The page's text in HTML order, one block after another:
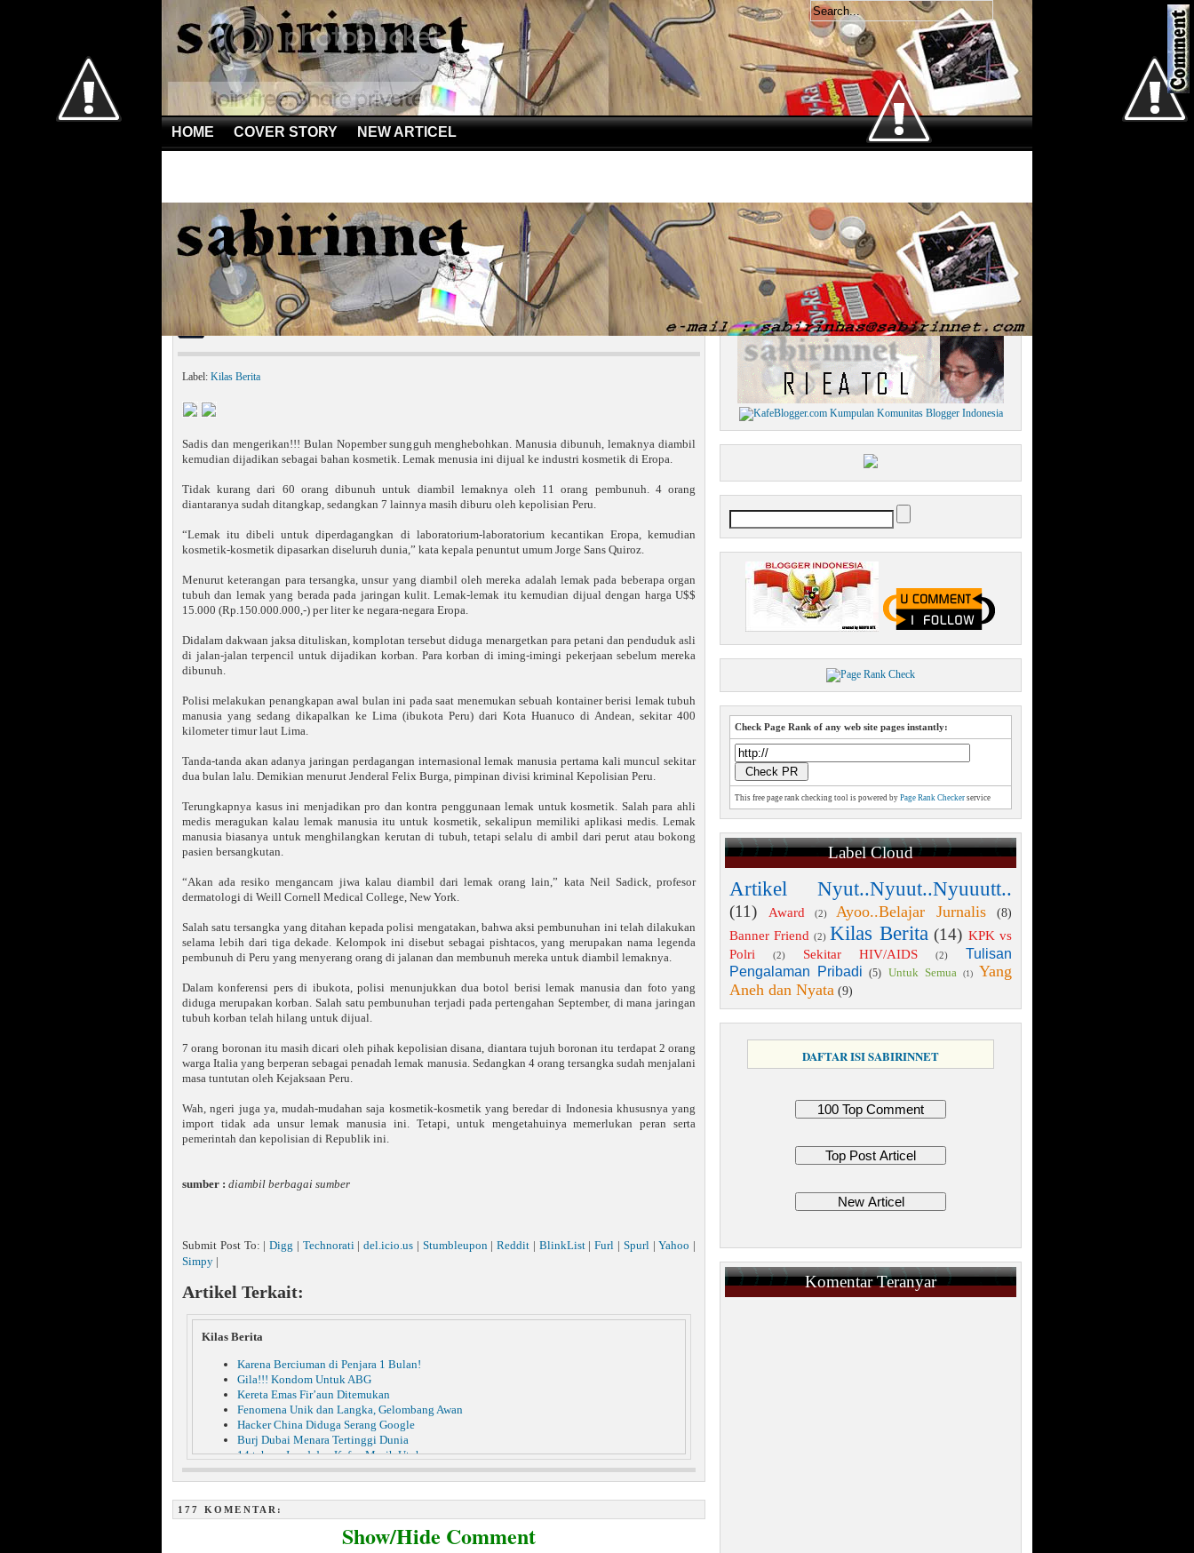
HOME COVER STORY NEW ARTICEL
Kilas Berita»60 Manusia Dibunuh, Lemaknya Untuk Bahan Kosmetik
60 Manusia Dibunuh, Lemaknya Untuk Bahan Kosmetik
Label: Kilas Berita
Sadis dan mengerikan!!! Bulan Nopember sungguh menghebohkan. Manusia dibunuh, lemaknya diambil
kemudian dijadikan sebagai bahan kosmetik. Lemak menusia ini dijual ke industri kosmetik di Eropa.
Tidak kurang dari 60 orang dibunuh untuk diambil lemaknya oleh 11 orang pembunuh. 4 orang
diantaranya sudah ditangkap, sedangkan 7 lainnya masih diburu oleh kepolisian Peru.
“Lemak itu dibeli untuk diperdagangkan di laboratorium-laboratorium kecantikan Eropa, kemudian
kosmetik-kosmetik dipasarkan diseluruh dunia,” kata kepala penuntut umum Jorge Sans Quiroz.
Menurut keterangan para tersangka, unsur yang diambil oleh mereka adalah lemak pada beberapa organ
tubuh dan lemak yang berada pada jaringan kulit. Lemak-lemak itu kemudian dijual dengan harga U$$
15.000 (Rp.150.000.000,-) per liter ke negara-negara Eropa.
Didalam dakwaan jaksa dituliskan, komplotan tersebut diduga menargetkan para petani dan penduduk asli
di jalan-jalan terpencil untuk dijadikan korban. Para korban di iming-imingi pekerjaan sebelum mereka
dibunuh.
Polisi melakukan penangkapan awal bulan ini pada saat menemukan sebuah kontainer berisi lemak tubuh
manusia yang sedang dikapalkan ke Lima (ibukota Peru) dari Kota Huanuco di Andean, sekitar 400
kilometer timur laut Lima.
Tanda-tanda akan adanya jaringan perdagangan internasional lemak manusia pertama kali muncul sekitar
dua bulan lalu. Demikian menurut Jenderal Felix Burga, pimpinan divisi kriminal Kepolisian Peru.
Terungkapnya kasus ini menjadikan pro dan kontra penggunaan lemak untuk kosmetik. Salah para ahli
medis meragukan kalau lemak manusia itu untuk kosmetik, sekalipun memiliki aplikasi medis. Lemak
manusia biasanya untuk menghilangkan kerutan di tubuh, tetapi selalu di ambil dari perut atau bokong
pasien bersangkutan.
“Akan ada resiko mengancam jiwa kalau diambil dari lemak orang lain,” kata Neil Sadick, profesor
dermatologi di Weill Cornell Medical College, New York.
Salah satu tersangka yang ditahan kepada polisi mengatakan, bahwa aksi pembunuhan ini telah dilakukan
selama lebih dari tiga dekade. Kelompok ini disebut sebagai pishtacos, yang merupakan nama legenda
pembunuh di Peru yang menyerang orang di jalanan dan membunuh mereka untuk diambil lemaknya.
Dalam konferensi pers di ibukota, polisi menunjukkan dua botol berisi lemak manusia dan foto yang
diduga merupakan korban. Salah satu pembunuhan terjadi pada pertengahan September, di mana jaringan
tubuh korban telah hilang untuk dijual.
7 orang boronan itu masih dicari oleh pihak kepolisian disana, diantara tujuh boronan itu terdapat 2 orang
warga Italia yang berperan sebagai penadah lemak manusia. Sedangkan 4 orang tersangka sudah menjalani
masa tuntutan oleh Kejaksaan Peru.
Wah, ngeri juga ya, mudah-mudahan saja kosmetik-kosmetik yang beredar di Indonesia khususnya yang
import tidak ada unsur lemak manusia ini. Tetapi, untuk mengetahuinya memerlukan peran serta
pemerintah dan kepolisian di Republik ini.
sumber : diambil berbagai sumber
Submit Post To: |Digg Technorati|del.icio.us Stumbleupon|Reddit BlinkList|Furl Spurl|Yahoo
Simpy
Artikel Terkait:
Kilas Berita
Karena Berciuman di Penjara 1 Bulan!
Gila!!! Kondom Untuk ABG
Kereta Emas Fir’aun Ditemukan
Fenomena Unik dan Langka, Gelombang Awan
Hacker China Diduga Serang Google
Burj Dubai Menara Tertinggi Dunia
14 tahun, Jasad dan Kafan Masih Utuh
Mengerikan!!! Hukuman Rajam Bagi Pria Pezinah
Gadis Lelang keperawanan di Jejaring Sosial | Cuma Rp.12 juta
Tulis Pesan di Blogspot, Supermodel Gantung Diri
60 Manusia Dibunuh, Lemaknya Untuk Bahan Kosmetik
Gagal ke Indonesia, Miyabi Stress Berat
Masya Allah, Korban Gempa Sekitar 4.000 Orang
177 KOMENTAR:
Show/Hide Comment
Welcome
Kamis 6 Agustus 2026
Check Page Rank of any web site pages instantly:
This free page rank checking tool is powered by Page Rank Checker service
Label Cloud
Artikel Nyut..Nyuut..Nyuuutt..
(11) Award (2) Ayoo..Belajar Jurnalis
(8)
Banner Friend (2) Kilas Berita (14) KPK vs
Polri
(2) Sekitar HIV/AIDS (2)
Tulisan
Pengalaman Pribadi (5) Untuk Semua (1)
Yang
Aneh dan Nyata (9)
DAFTAR ISI SABIRINNET
Komentar Teranyar